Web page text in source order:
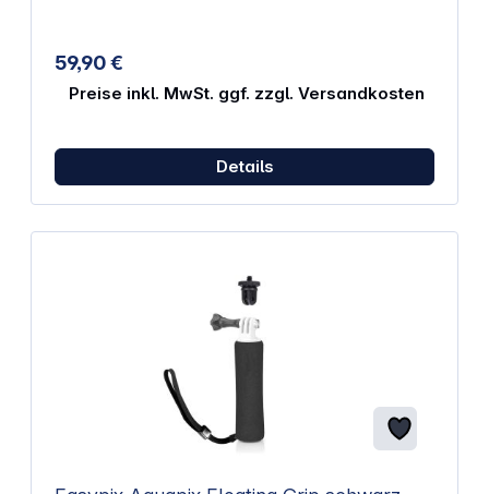
harte Schatten Ideal für dunkle Umgebungen oder
Unterwasseraufnahmen
59,90 €
Preise inkl. MwSt. ggf. zzgl. Versandkosten
Details